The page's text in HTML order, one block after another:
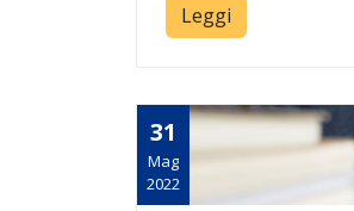
Leggi
31
Mag
2022